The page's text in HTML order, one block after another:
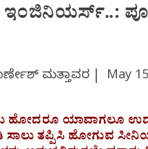
ಇಂಜಿನಿಯರ್ಸ್..:
ಮತ್ತಾವರ | May
ಹೋದರೂ ಯಾವಾಗಲೂ
ತಪ್ಪಿಸಿ ಹೋಗುವ